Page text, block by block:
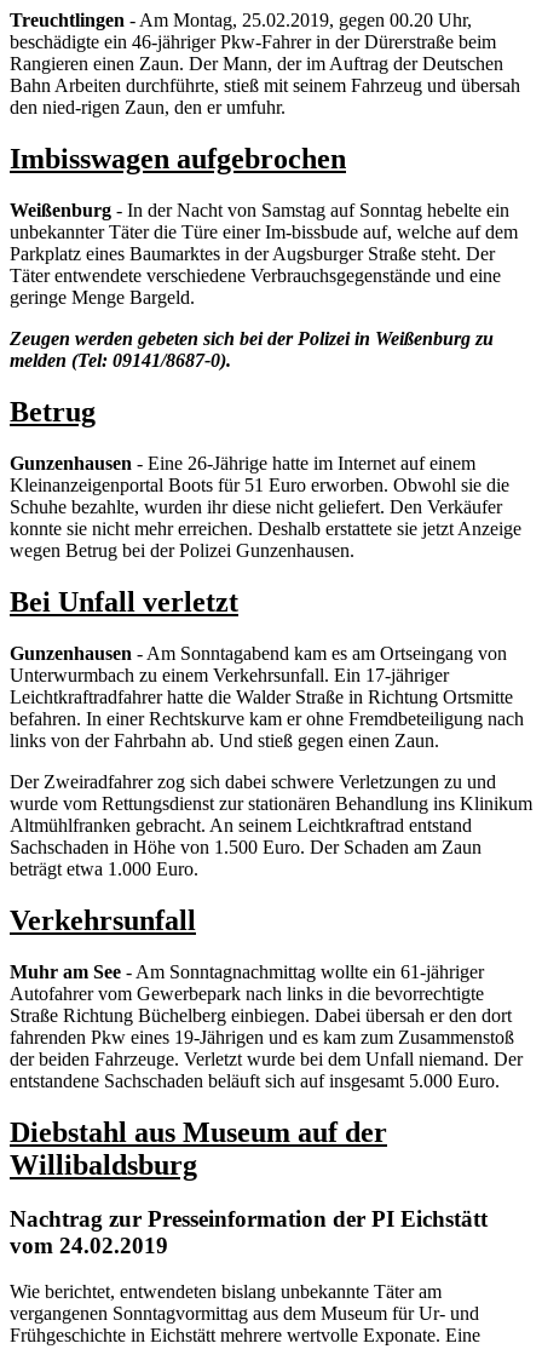
Treuchtlingen - Am Montag, 25.02.2019, gegen 00.20 Uhr,
beschädigte ein 46-jähriger Pkw-Fahrer in der Dürerstraße beim
Rangieren einen Zaun. Der Mann, der im Auftrag der Deutschen
Bahn Arbeiten durchführte, stieß mit seinem Fahrzeug und übersah
den nied-rigen Zaun, den er umfuhr.
Imbisswagen aufgebrochen
Weißenburg - In der Nacht von Samstag auf Sonntag hebelte ein
unbekannter Täter die Türe einer Im-bissbude auf, welche auf dem
Parkplatz eines Baumarktes in der Augsburger Straße steht. Der
Täter entwendete verschiedene Verbrauchsgegenstände und eine
geringe Menge Bargeld.
Zeugen werden gebeten sich bei der Polizei in Weißenburg zu
melden (Tel: 09141/8687-0).
Betrug
Gunzenhausen - Eine 26-Jährige hatte im Internet auf einem
Kleinanzeigenportal Boots für 51 Euro erworben. Obwohl sie die
Schuhe bezahlte, wurden ihr diese nicht geliefert. Den Verkäufer
konnte sie nicht mehr erreichen. Deshalb erstattete sie jetzt Anzeige
wegen Betrug bei der Polizei Gunzenhausen.
Bei Unfall verletzt
Gunzenhausen - Am Sonntagabend kam es am Ortseingang von
Unterwurmbach zu einem Verkehrsunfall. Ein 17-jähriger
Leichtkraftradfahrer hatte die Walder Straße in Richtung Ortsmitte
befahren. In einer Rechtskurve kam er ohne Fremdbeteiligung nach
links von der Fahrbahn ab. Und stieß gegen einen Zaun.
Der Zweiradfahrer zog sich dabei schwere Verletzungen zu und
wurde vom Rettungsdienst zur stationären Behandlung ins Klinikum
Altmühlfranken gebracht. An seinem Leichtkraftrad entstand
Sachschaden in Höhe von 1.500 Euro. Der Schaden am Zaun
beträgt etwa 1.000 Euro.
Verkehrsunfall
Muhr am See - Am Sonntagnachmittag wollte ein 61-jähriger
Autofahrer vom Gewerbepark nach links in die bevorrechtigte
Straße Richtung Büchelberg einbiegen. Dabei übersah er den dort
fahrenden Pkw eines 19-Jährigen und es kam zum Zusammenstoß
der beiden Fahrzeuge. Verletzt wurde bei dem Unfall niemand. Der
entstandene Sachschaden beläuft sich auf insgesamt 5.000 Euro.
Diebstahl aus Museum auf der
Willibaldsburg
Nachtrag zur Presseinformation der PI Eichstätt
vom 24.02.2019
Wie berichtet, entwendeten bislang unbekannte Täter am
vergangenen Sonntagvormittag aus dem Museum für Ur- und
Frühgeschichte in Eichstätt mehrere wertvolle Exponate. Eine